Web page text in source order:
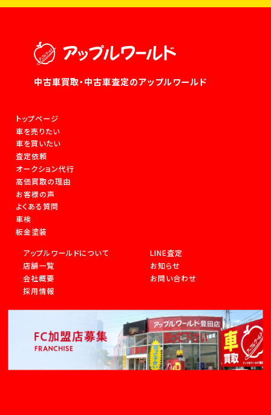
中古車買取・中古車査定のアップルワールド
トップページ
車を売りたい
車を買いたい
査定依頼
オークション代行
高価買取の理由
お客様の声
よくある質問
車検
板金塗装
アップルワールドについて
店舗一覧
会社概要
採用情報
LINE査定
お知らせ
お問い合わせ